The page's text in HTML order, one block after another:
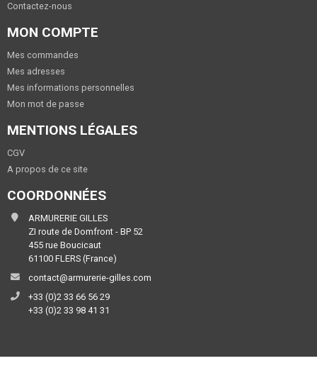
Contactez-nous
MON COMPTE
Mes commandes
Mes adresses
Mes informations personnelles
Mon mot de passe
MENTIONS LÉGALES
CGV
A propos de ce site
COORDONNÉES
ARMURERIE GILLES
ZI route de Domfront - BP 52
455 rue Boucicaut
61100 FLERS (France)
contact@armurerie-gilles.com
+33 (0)2 33 66 56 29
+33 (0)2 33 98 41 31